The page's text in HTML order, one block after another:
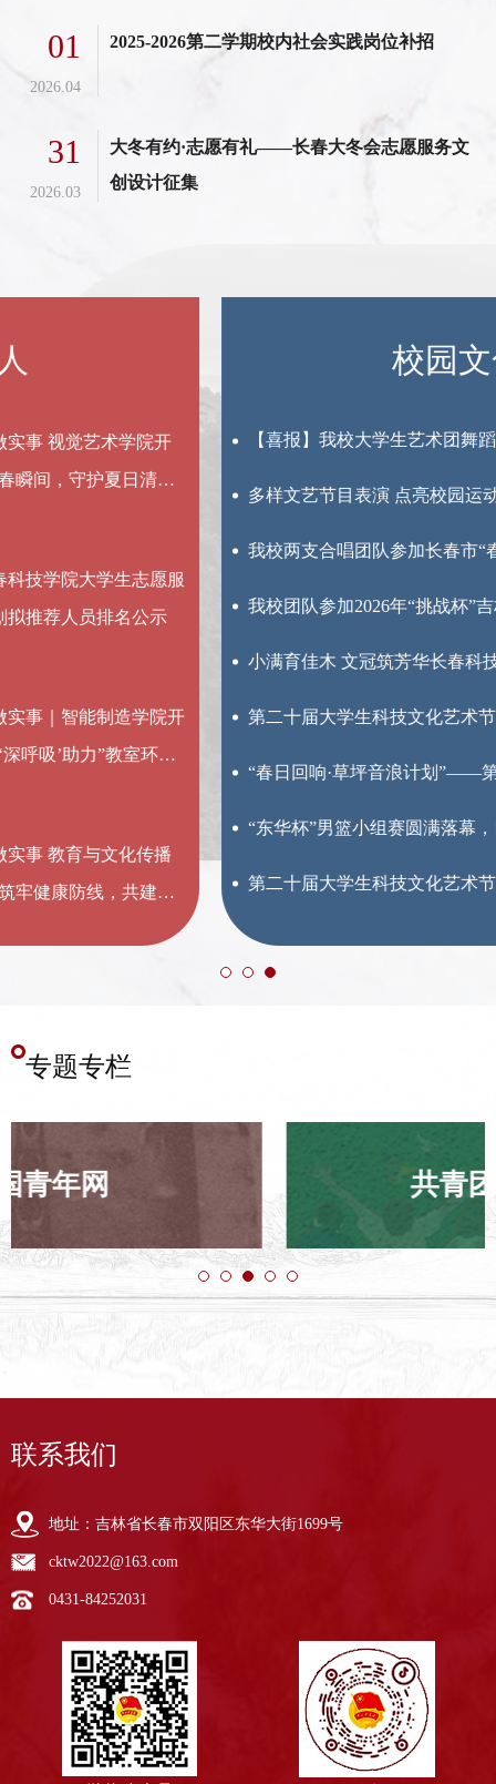
01
2026.04
2025-2026第二学期校内社会实践岗位补招
31
2026.03
大冬有约·志愿有礼——长春大冬会志愿服务文
创设计征集
【喜报】我校大学生艺术团舞蹈团在“繁花初绽·杏好有你”展演活动中受到表扬
多样文艺节目表演 点亮校园运动盛会
我校两支合唱团队参加长春市“春光好”第四届合唱季决赛
我校团队参加2026年“挑战杯”吉林省大学生创业计划竞赛终审决赛
小满育佳木 文冠筑芳华长春科技学院校树纪念日暨第二十届大学生科技文化艺术节“文冠杯”舞蹈大赛顺利举办
第二十届大学生科技文化艺术节“东华杯”男子篮球赛圆满收官
“春日回响·草坪音浪计划”——第四届草坪音乐节顺利举办
“东华杯”男篮小组赛圆满落幕，四强突围，续写热血荣光
第二十届大学生科技文化艺术节｜“东华杯”男子篮球赛正式开赛
专题专栏
共青团吉林省委
联系我们
地址：吉林省长春市双阳区东华大街1699号
cktw2022@163.com
0431-84252031